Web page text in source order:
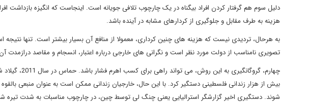
دلیل سوم هم گرفتار کردن افراد بیگناه در یک چارچوب تلافی جویانه است. اینجاست که انگیزه بازداشت
هزینه به طرف مقابل و جلوگیری از کردارهای مشابه در آینده باشد.
به هرحال، تردیدی نیست که هزینه های چنین کرداری، معمولا از منافع آن بسیار بیشتر است. تنها نتیجه
تصویری نامناسب از دولت مورد نظر است و نگرانی های خارجی درباره اعتبار، انسجام و مقاصد درازمدت
چهارم،
بیش از هزار زندانی فلسطینی دستگیر کرد. با این حال، خارجیان زندانی ممکن است به عنوان منبعی
شوند. دستگیری اخیر گزارشگر استرالیایی یعنی چنگ لی توسط چین، در چارچوب مناسبات به شدت تیره